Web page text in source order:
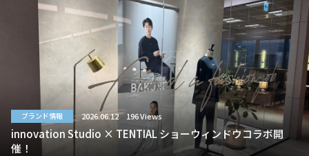
ブランド情報 2026.06.12 196 Views
innovation Studio × TENTIAL ショーウィンドウコラボ開
催！